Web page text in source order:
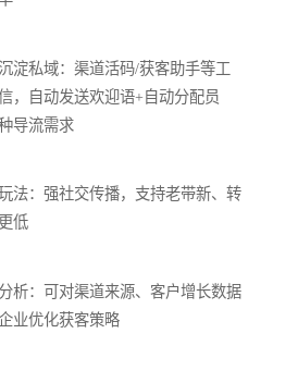
淀私域：渠道活码/获客助手等工
，自动发送欢迎语+自动分配员
导流需求
法：强社交传播，支持老带新、转
低
析：可对渠道来源、客户增长数据
业优化获客策略